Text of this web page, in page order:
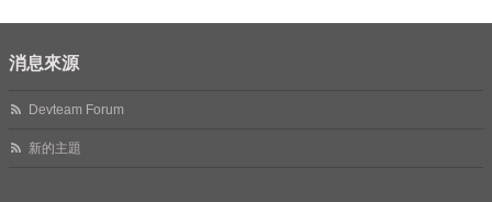
消息來源
Devteam Forum
新的主題